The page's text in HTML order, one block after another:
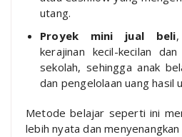
utang.
Proyek mini jual beli
kerajinan kecil-kecilan
sekolah, sehingga anak
dan pengelolaan uang hasil
Metode belajar seperti ini
lebih nyata dan menyenangkan